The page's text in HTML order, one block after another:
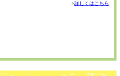
詳しくはこちら